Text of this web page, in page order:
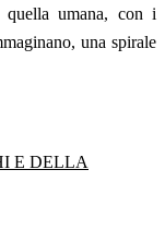
quella umana, con i
una spirale
E DELLA